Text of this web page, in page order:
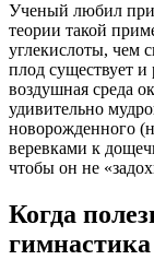
Ученый любил
теории такой
углекислоты, чем
плод существует и
воздушная среда
удивительно
новорожденного
веревками к
чтобы он не
Когда
гимнастика